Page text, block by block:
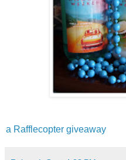
a Rafflecopter giveaway